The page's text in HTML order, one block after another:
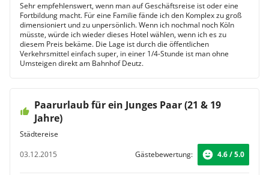
Sehr empfehlenswert, wenn man auf Geschäftsreise ist oder eine
Fortbildung macht. Für eine Familie fände ich den Komplex zu groß
dimensioniert und zu unpersönlich. Wenn ich nochmal noch Köln
müsste, würde ich wieder dieses Hotel wählen, wenn ich es zu
diesem Preis bekäme. Die Lage ist durch die öffentlichen
Verkehrsmittel einfach super, in einer 1/4-Stunde ist man ohne
Umsteigen direkt am Bahnhof Deutz.
Paarurlaub für ein Junges Paar (21 & 19
Jahre)
Städtereise
03.12.2015
Gästebewertung: 4.6 / 5.0